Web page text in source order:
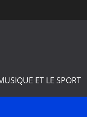
ET LE SPORT